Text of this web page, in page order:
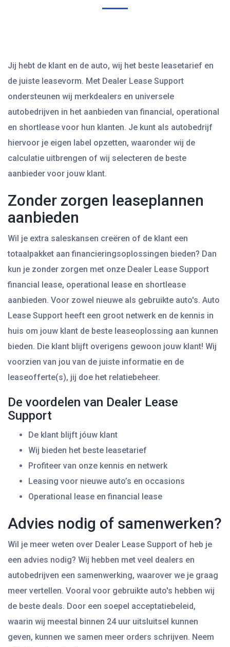
Jij hebt de klant en de auto, wij het beste leasetarief en
de juiste leasevorm. Met Dealer Lease Support
ondersteunen wij merkdealers en universele
autobedrijven in het aanbieden van financial, operational
en shortlease voor hun klanten. Je kunt als autobedrijf
hiervoor je eigen label opzetten, waaronder wij de
calculatie uitbrengen of wij selecteren de beste
aanbieder voor jouw klant.
Zonder zorgen leaseplannen
aanbieden
Wil je extra saleskansen creëren of de klant een
totaalpakket aan financieringsoplossingen bieden? Dan
kun je zonder zorgen met onze Dealer Lease Support
financial lease, operational lease en shortlease
aanbieden. Voor zowel nieuwe als gebruikte auto's. Auto
Lease Support heeft een groot netwerk en de kennis in
huis om jouw klant de beste leaseoplossing aan kunnen
bieden. Die klant blijft overigens gewoon jouw klant! Wij
voorzien van jou van de juiste informatie en de
leaseofferte(s), jij doe het relatiebeheer.
De voordelen van Dealer Lease
Support
De klant blijft jóuw klant
Wij bieden het beste leasetarief
Profiteer van onze kennis en netwerk
Leasing voor nieuwe auto’s en occasions
Operational lease en financial lease
Advies nodig of samenwerken?
Wil je meer weten over Dealer Lease Support of heb je
een advies nodig? Wij hebben met veel dealers en
autobedrijven een samenwerking, waarover we je graag
meer vertellen. Vooral voor gebruikte auto's hebben wij
de beste deals. Door een soepel acceptatiebeleid,
waarin wij meestal binnen 24 uur uitsluitsel kunnen
geven, kunnen we samen meer orders schrijven. Neem